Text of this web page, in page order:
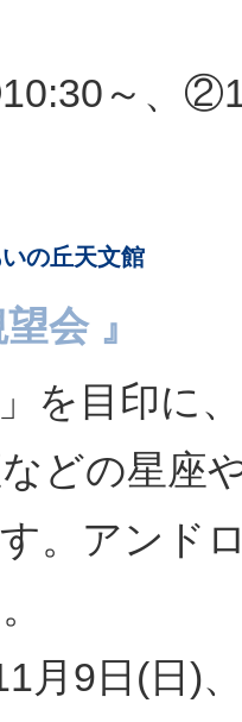
～、
の丘天文館
会 』
」を目印に
どの星座
。アンド
月9日(日)